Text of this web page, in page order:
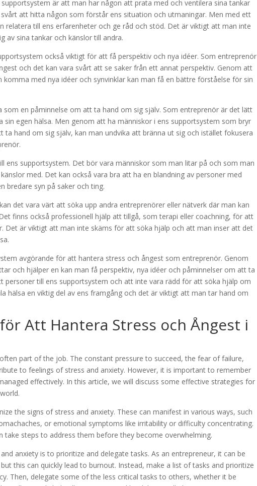
är att man har någon att prata med och ventilera sina tankar
att hitta någon som förstår ens situation och utmaningar. Men med ett
relatera till ens erfarenheter och ge råd och stöd. Det är viktigt att man inte
av sina tankar och känslor till andra.
också viktigt för att få perspektiv och nya idéer. Som entreprenör
och det kan vara svårt att se saker från ett annat perspektiv. Genom att
med nya idéer och synvinklar kan man få en bättre förståelse för sin
en påminnelse om att ta hand om sig själv. Som entreprenör är det lätt
egen hälsa. Men genom att ha människor i ens supportsystem som bryr
ta hand om sig själv, kan man undvika att bränna ut sig och istället fokusera
ens supportsystem. Det bör vara människor som man litar på och som man
med. Det kan också vara bra att ha en blandning av personer med
bredare syn på saker och ting.
det vara värt att söka upp andra entreprenörer eller nätverk där man kan
finns också professionell hjälp att tillgå, som terapi eller coachning, för att
Det är viktigt att man inte skäms för att söka hjälp och att man inser att det
avgörande för att hantera stress och ångest som entreprenör. Genom
och hjälper en kan man få perspektiv, nya idéer och påminnelser om att ta
personer till ens supportsystem och att inte vara rädd för att söka hjälp om
hälsa en viktig del av ens framgång och det är viktigt att man tar hand om
Att Hantera Stress och Ångest i
part of the job. The constant pressure to succeed, the fear of failure,
to feelings of stress and anxiety. However, it is important to remember
effectively. In this article, we will discuss some effective strategies for
the signs of stress and anxiety. These can manifest in various ways, such
or emotional symptoms like irritability or difficulty concentrating.
take steps to address them before they become overwhelming.
anxiety is to prioritize and delegate tasks. As an entrepreneur, it can be
this can quickly lead to burnout. Instead, make a list of tasks and prioritize
Then, delegate some of the less critical tasks to others, whether it be